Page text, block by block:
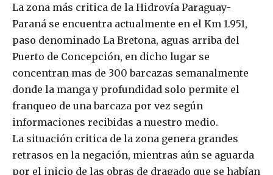
La zona más critica de la Hidrovía Paraguay-
Paraná se encuentra actualmente en el Km 1.951,
paso denominado La Bretona, aguas arriba del
Puerto de Concepción, en dicho lugar se
concentran mas de 300 barcazas semanalmente
donde la manga y profundidad solo permite el
franqueo de una barcaza por vez según
informaciones recibidas a nuestro medio.
La situación critica de la zona genera grandes
retrasos en la negación, mientras aún se aguarda
por el inicio de las obras de dragado que se habían